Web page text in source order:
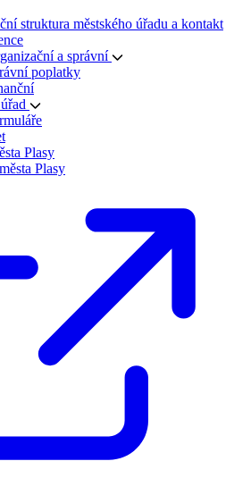
struktura městského úřadu a kontakt
a správní
poplatky
Plasy
Plasy